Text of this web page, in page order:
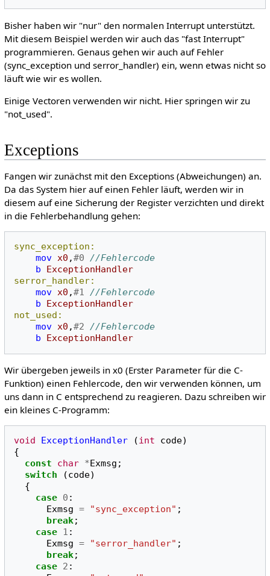
Bisher haben wir "nur" den normalen Interrupt unterstützt.
Mit diesem Beispiel werden wir auch das "fast Interrupt"
programmieren. Genaus gehen wir auch auf Fehler
(sync_exception und serror_handler) ein, wenn etwas nicht so
läuft wie wir es wollen.
Einige Vectoren verwenden wir nicht. Hier springen wir zu
"not_used".
Exceptions
Fangen wir zunächst mit den Exceptions (Abweichungen) an.
Da das System hier auf einen Fehler läuft, werden wir in
diesem auf eine Sicherung der Register verzichten und direkt
in die Fehlerbehandlung gehen:
sync_exception:
mov x0 ,#0 //Fehlercode
b
ExceptionHandler
serror_handler:
mov x0 ,#1 //Fehlercode
b
ExceptionHandler
not_used:
mov x0 ,#2 //Fehlercode
b
ExceptionHandler
Wir übergeben jeweils in x0 (Erster Parameter für die C-
Funktion) einen Fehlercode, den wir verwenden können, um
uns dann in C entsprechend zu reagieren. Dazu schreiben wir
ein kleines C-Programm:
void ExceptionHandler (int code)
{
const
char *Exmsg ;
switch
(code)
{
case 0 :
Exmsg = "sync_exception" ;
break;
case 1 :
Exmsg = "serror_handler" ;
break;
case 2 :